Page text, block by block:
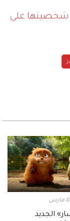
شخصيتها على
الجديد